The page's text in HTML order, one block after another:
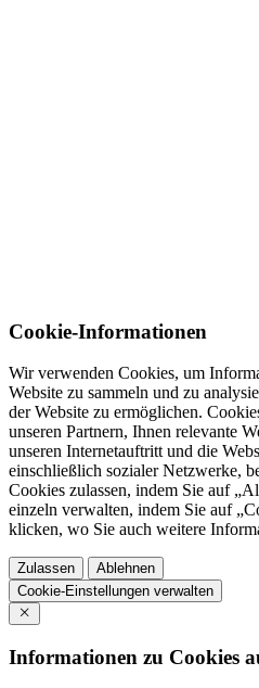
Cookie-Informationen
Wir verwenden Cookies, um
Website zu sammeln und zu
der Website zu ermöglichen.
unseren Partnern, Ihnen relevante
unseren Internetauftritt und die
einschließlich sozialer Netzwerke,
Cookies zulassen, indem Sie auf
einzeln verwalten, indem Sie auf
klicken, wo Sie auch weitere
Zulassen
Ablehnen
Cookie-Einstellungen verwalten
Informationen zu Cookies